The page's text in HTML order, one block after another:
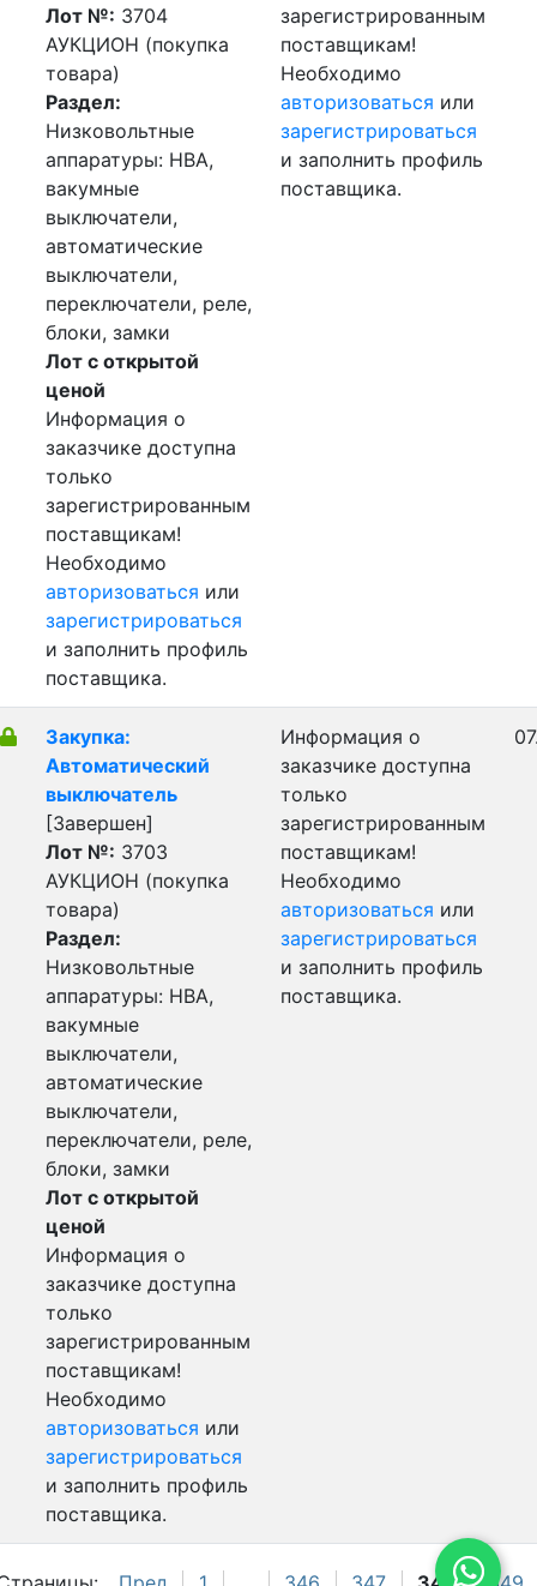
Лот №: 3704
АУКЦИОН (покупка
товара)
Раздел:
Низковольтные
аппаратуры: НВА,
вакумные
выключатели,
автоматические
выключатели,
переключатели, реле,
блоки, замки
Лот с открытой
ценой
Информация о
заказчике доступна
только
зарегистрированным
поставщикам!
Необходимо
авторизоваться или
зарегистрироваться
и заполнить профиль
поставщика.
зарегистрированным
поставщикам!
Необходимо
авторизоваться или
зарегистрироваться
и заполнить профиль
поставщика.
Закупка:
Автоматический
выключатель
[Завершен]
Лот №: 3703
АУКЦИОН (покупка
товара)
Раздел:
Низковольтные
аппаратуры: НВА,
вакумные
выключатели,
автоматические
выключатели,
переключатели, реле,
блоки, замки
Лот с открытой
ценой
Информация о
заказчике доступна
только
зарегистрированным
поставщикам!
Необходимо
авторизоваться или
зарегистрироваться
и заполнить профиль
поставщика.
Информация о
заказчике доступна
только
зарегистрированным
поставщикам!
Необходимо
авторизоваться или
зарегистрироваться
и заполнить профиль
поставщика.